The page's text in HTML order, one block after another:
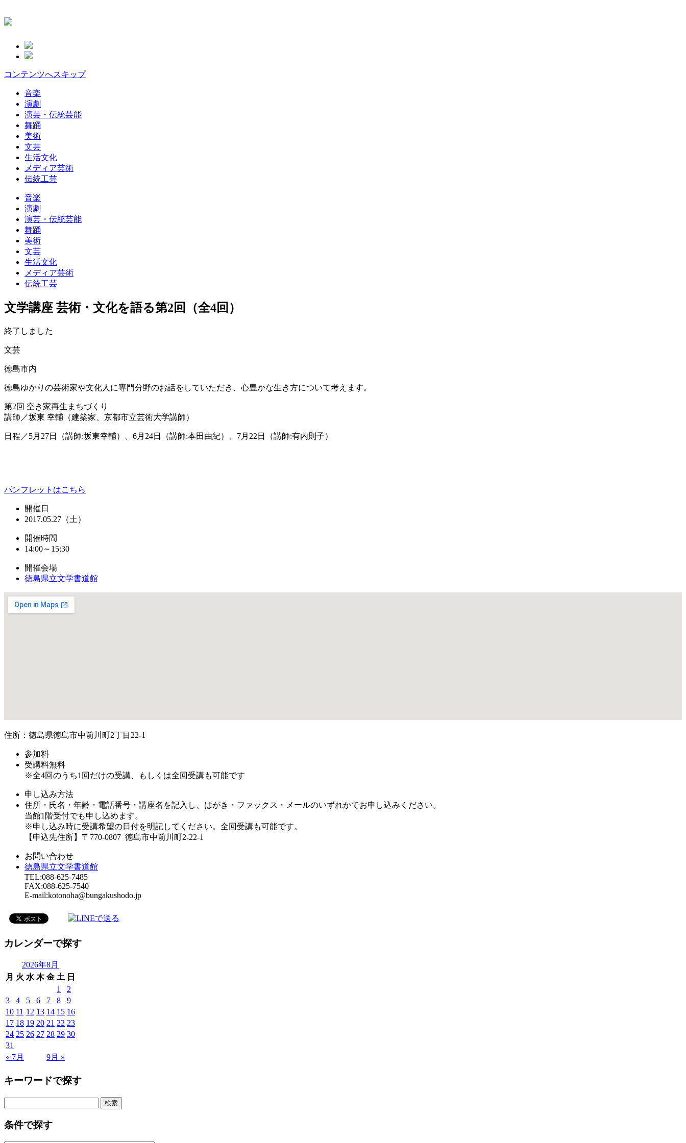
コンテンツへスキップ
音楽
演劇
演芸・伝統芸能
舞踊
美術
文芸
生活文化
メディア芸術
伝統工芸
音楽
演劇
演芸・伝統芸能
舞踊
美術
文芸
生活文化
メディア芸術
伝統工芸
文学講座 芸術・文化を語る第2回（全4回）
終了しました
文芸
徳島市内
徳島ゆかりの芸術家や文化人に専門分野のお話をしていただき、心豊かな生き方について考えます。
第2回 空き家再生まちづくり
講師／坂東 幸輔（建築家、京都市立芸術大学講師）
日程／5月27日（講師:坂東幸輔）、6月24日（講師:本田由紀）、7月22日（講師:有内則子）
パンフレットはこちら
開催日
2017.05.27（土）
開催時間
14:00～15:30
開催会場
徳島県立文学書道館
住所：徳島県徳島市中前川町2丁目22-1
参加料
受講料無料
※全4回のうち1回だけの受講、もしくは全回受講も可能です
申し込み方法
住所・氏名・年齢・電話番号・講座名を記入し、はがき・ファックス・メールのいずれかでお申し込みください。
当館1階受付でも申し込めます。
※申し込み時に受講希望の日付を明記してください。全回受講も可能です。
【申込先住所】〒770-0807 徳島市中前川町2-22-1
お問い合わせ
徳島県立文学書道館
TEL:088-625-7485
FAX:088-625-7540
E-mail:kotonoha@bungakushodo.jp
カレンダーで探す
2026年8月
月 火 水 木 金 土 日
« 7月 9月 »
1
2
3
4 5 6 7 8
9
10 11 12 13 14 15 16
17 18 19 20 21 22 23
24 25 26 27 28 29 30
31
キーワードで探す
条件で探す